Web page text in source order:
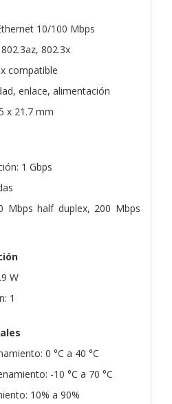
10/100 Mbps
802.3x
compatible
enlace, alimentación
x 21.7 mm
1 Gbps
Mbps half duplex, 200 Mbps
W
1
0 °C a 40 °C
-10 °C a 70 °C
10% a 90%